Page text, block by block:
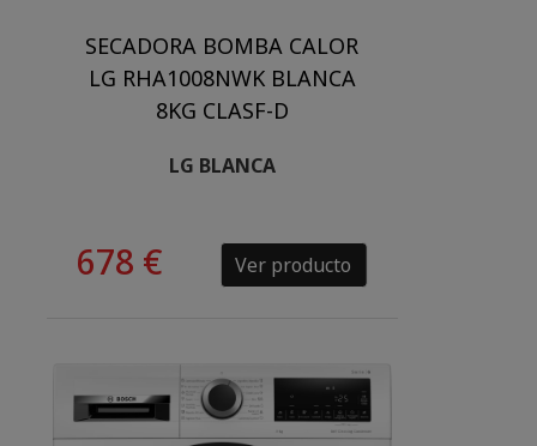
SECADORA BOMBA CALOR
LG RHA1008NWK BLANCA
8KG CLASF-D
LG BLANCA
678 € Ver producto